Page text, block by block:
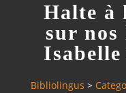
Halte à
sur nos
Bibliolingus >